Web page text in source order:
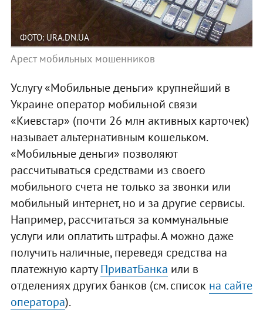
ФОТО: URA.DN.UA
Арест мобильных мошенников
Услугу «Мобильные деньги» крупнейший в
Украине оператор мобильной связи
«Киевстар» (почти 26 млн активных карточек)
называет альтернативным кошельком.
«Мобильные деньги» позволяют
рассчитываться средствами из своего
мобильного счета не только за звонки или
мобильный интернет, но и за другие сервисы.
Например, рассчитаться за коммунальные
услуги или оплатить штрафы. А можно даже
получить наличные, переведя средства на
платежную картуПриватБанка или в
отделениях других банков (см. список на сайте
оператора).